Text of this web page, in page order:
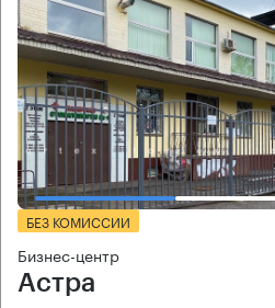
БЕЗ КОМИССИИ
Бизнес-центр
Астра